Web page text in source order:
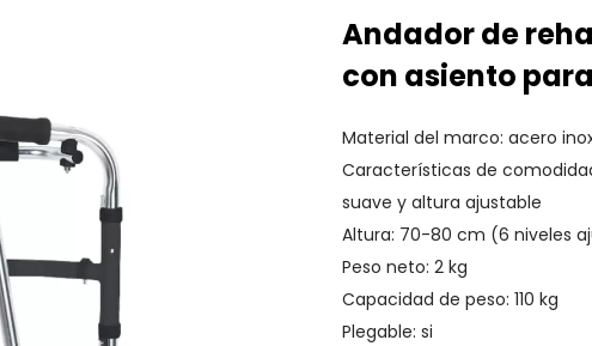
Andador de
con asiento
Material del marco: acero
Características de
suave y altura ajustable
Altura: 70-80 cm (6 niveles
Peso neto: 2 kg
Capacidad de peso: 110 kg
Plegable: si